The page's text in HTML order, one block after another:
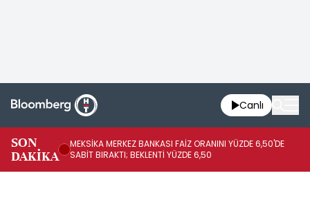
Canlı
SON
DAKİKA
MEKSİKA MERKEZ BANKASI FAİZ ORANINI YÜZDE 6,50'DE
SABİT BIRAKTI; BEKLENTİ YÜZDE 6,50